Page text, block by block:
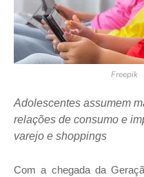
Freepik
Adolescentes assumem
relações de consumo e
varejo e shoppings
Com a chegada da